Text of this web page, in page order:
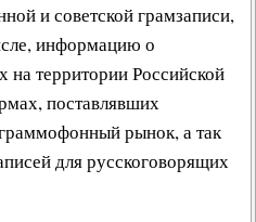
и советской грамзаписи,
информацию о
на территории Российской
поставлявших
рынок, а так
для русскоговорящих